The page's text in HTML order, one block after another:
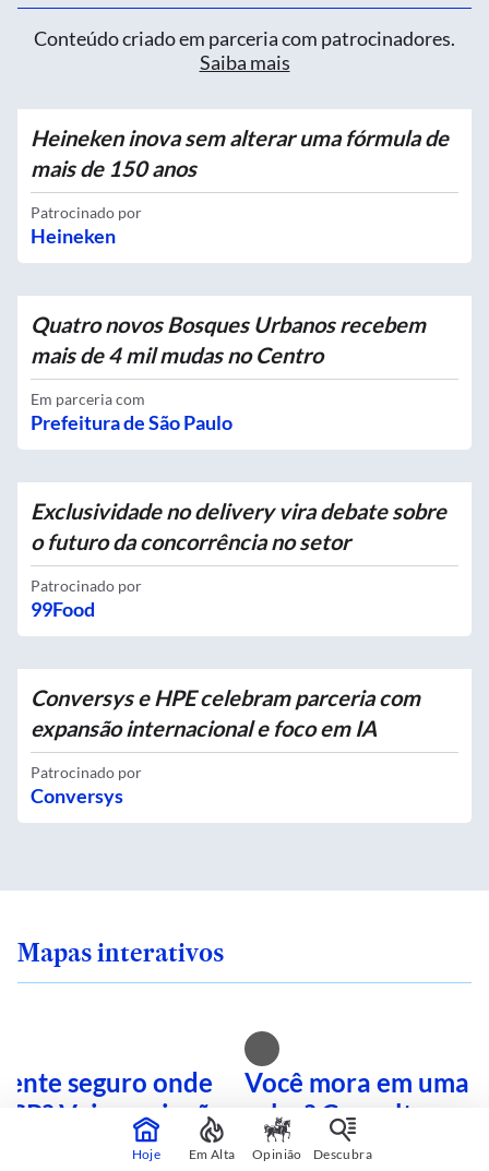
Conteúdo criado em parceria com patrocinadores.
Saiba mais
Heineken inova sem alterar uma fórmula de
mais de 150 anos
Patrocinado por
Heineken
Quatro novos Bosques Urbanos recebem
mais de 4 mil mudas no Centro
Em parceria com
Prefeitura de São Paulo
Exclusividade no delivery vira debate sobre
o futuro da concorrência no setor
Patrocinado por
99Food
Conversys e HPE celebram parceria com
expansão internacional e foco em IA
Patrocinado por
Conversys
Mapas interativos
seguro onde
Veja quais são
perigosas
Você mora em uma
calor? Consulte sua
mapa interativo
Hoje Em Alta Opinião Descubra